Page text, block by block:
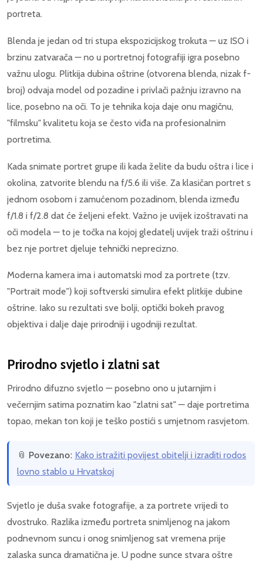
portreta.
Blenda je jedan od tri stupa ekspozicijskog trokuta — uz ISO i
brzinu zatvarača — no u portretnoj fotografiji igra posebno
važnu ulogu. Plitkija dubina oštrine (otvorena blenda, nizak f-
broj) odvaja model od pozadine i privlači pažnju izravno na
lice, posebno na oči. To je tehnika koja daje onu magičnu,
"filmsku" kvalitetu koja se često viđa na profesionalnim
portretima.
Kada snimate portret grupe ili kada želite da budu oštra i lice i
okolina, zatvorite blendu na f/5.6 ili više. Za klasičan portret s
jednom osobom i zamućenom pozadinom, blenda između
f/1.8 i f/2.8 dat će željeni efekt. Važno je uvijek izoštravati na
oči modela — to je točka na kojoj gledatelj uvijek traži oštrinu i
bez nje portret djeluje tehnički neprecizno.
Moderna kamera ima i automatski mod za portrete (tzv.
"Portrait mode") koji softverski simulira efekt plitkije dubine
oštrine. Iako su rezultati sve bolji, optički bokeh pravog
objektiva i dalje daje prirodniji i ugodniji rezultat.
Prirodno svjetlo i zlatni sat
Prirodno difuzno svjetlo — posebno ono u jutarnjim i
večernjim satima poznatim kao "zlatni sat" — daje portretima
topao, mekan ton koji je teško postići s umjetnom rasvjetom.
📎 Povezano: Kako istražiti povijest obitelji i izraditi rodos
lovno stablo u Hrvatskoj
Svjetlo je duša svake fotografije, a za portrete vrijedi to
dvostruko. Razlika između portreta snimljenog na jakom
podnevnom suncu i onog snimljenog sat vremena prije
zalaska sunca dramatična je. U podne sunce stvara oštre